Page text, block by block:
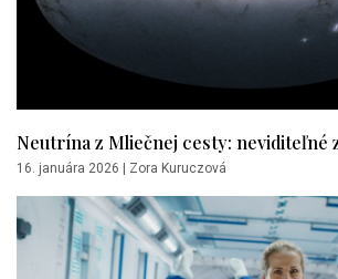
Neutrína z Mliečnej cesty:
16. januára 2026 Zora Kuruczová